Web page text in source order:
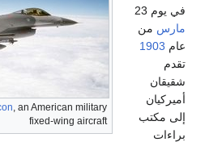
, an American military
fixed-wing aircraft
في يوم 23
مارس من
عام 1903
تقدم
شقيقان
أميركيان
إلى مكتب
براءات